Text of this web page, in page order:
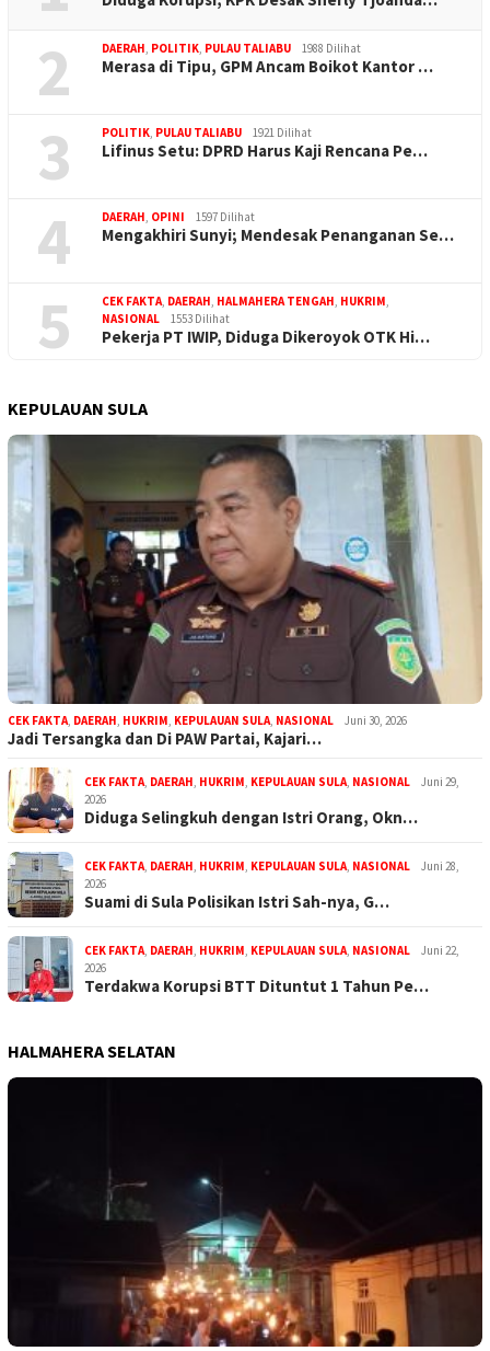
2 DAERAH, POLITIK, PULAU TALIABU 1988 Dilihat
Merasa di Tipu, GPM Ancam Boikot Kantor …
3 POLITIK, PULAU TALIABU 1921 Dilihat
Lifinus Setu: DPRD Harus Kaji Rencana Pe…
4 DAERAH, OPINI 1597 Dilihat
Mengakhiri Sunyi; Mendesak Penanganan Se…
5 CEK FAKTA, DAERAH, HALMAHERA TENGAH, HUKRIM,
NASIONAL
1553 Dilihat
Pekerja PT IWIP, Diduga Dikeroyok OTK Hi…
KEPULAUAN SULA
CEK FAKTA, DAERAH, HUKRIM, KEPULAUAN SULA, NASIONAL Juni 30, 2026
Jadi Tersangka dan Di PAW Partai, Kajari…
CEK FAKTA, DAERAH, HUKRIM, KEPULAUAN SULA, NASIONAL
Juni 29,
2026
Diduga Selingkuh dengan Istri Orang, Okn…
CEK FAKTA, DAERAH, HUKRIM, KEPULAUAN SULA, NASIONAL
Juni 28,
2026
Suami di Sula Polisikan Istri Sah-nya, G…
CEK FAKTA, DAERAH, HUKRIM, KEPULAUAN SULA, NASIONAL
Juni 22,
2026
Terdakwa Korupsi BTT Dituntut 1 Tahun Pe…
HALMAHERA SELATAN